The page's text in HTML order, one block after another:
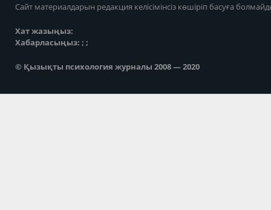
Сайт материалдарын редакция келісімінсіз көшіріп басуға
Хат жазыңыз:
Хабарласыңыз: ; ;
© Қызықты психология журналы 2008 — 2020